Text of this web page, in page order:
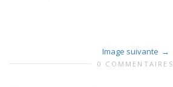
Image suivante
0 COMMENTAIRES